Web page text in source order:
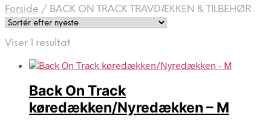
Forside / BACK ON TRACK TRAVDÆKKEN & TILBEHØR
Viser 1 resultat
Back On Track
køredækken/Nyredækken – M